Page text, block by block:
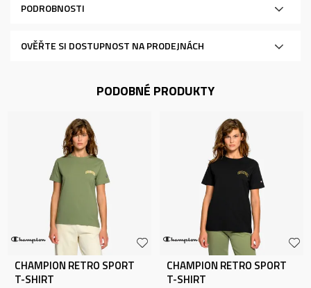
PODROBNOSTI
OVĚŘTE SI DOSTUPNOST NA PRODEJNÁCH
PODOBNÉ PRODUKTY
CHAMPION RETRO SPORT
T-SHIRT
CHAMPION RETRO SPORT
T-SHIRT